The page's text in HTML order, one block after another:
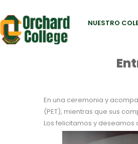
NUESTRO
En una ceremonia y
(PET), mientras que sus
Los felicitamos y